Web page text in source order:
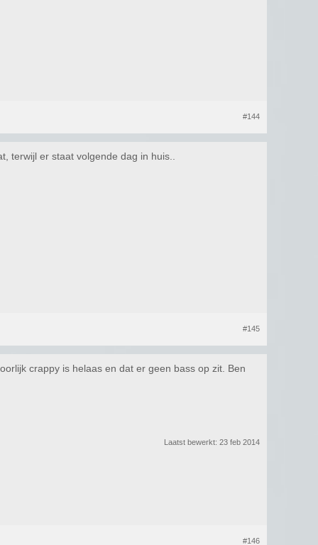
#144
terwijl er staat volgende dag in huis..
#145
crappy is helaas en dat er geen bass op zit. Ben
Laatst bewerkt: 23 feb 2014
#146